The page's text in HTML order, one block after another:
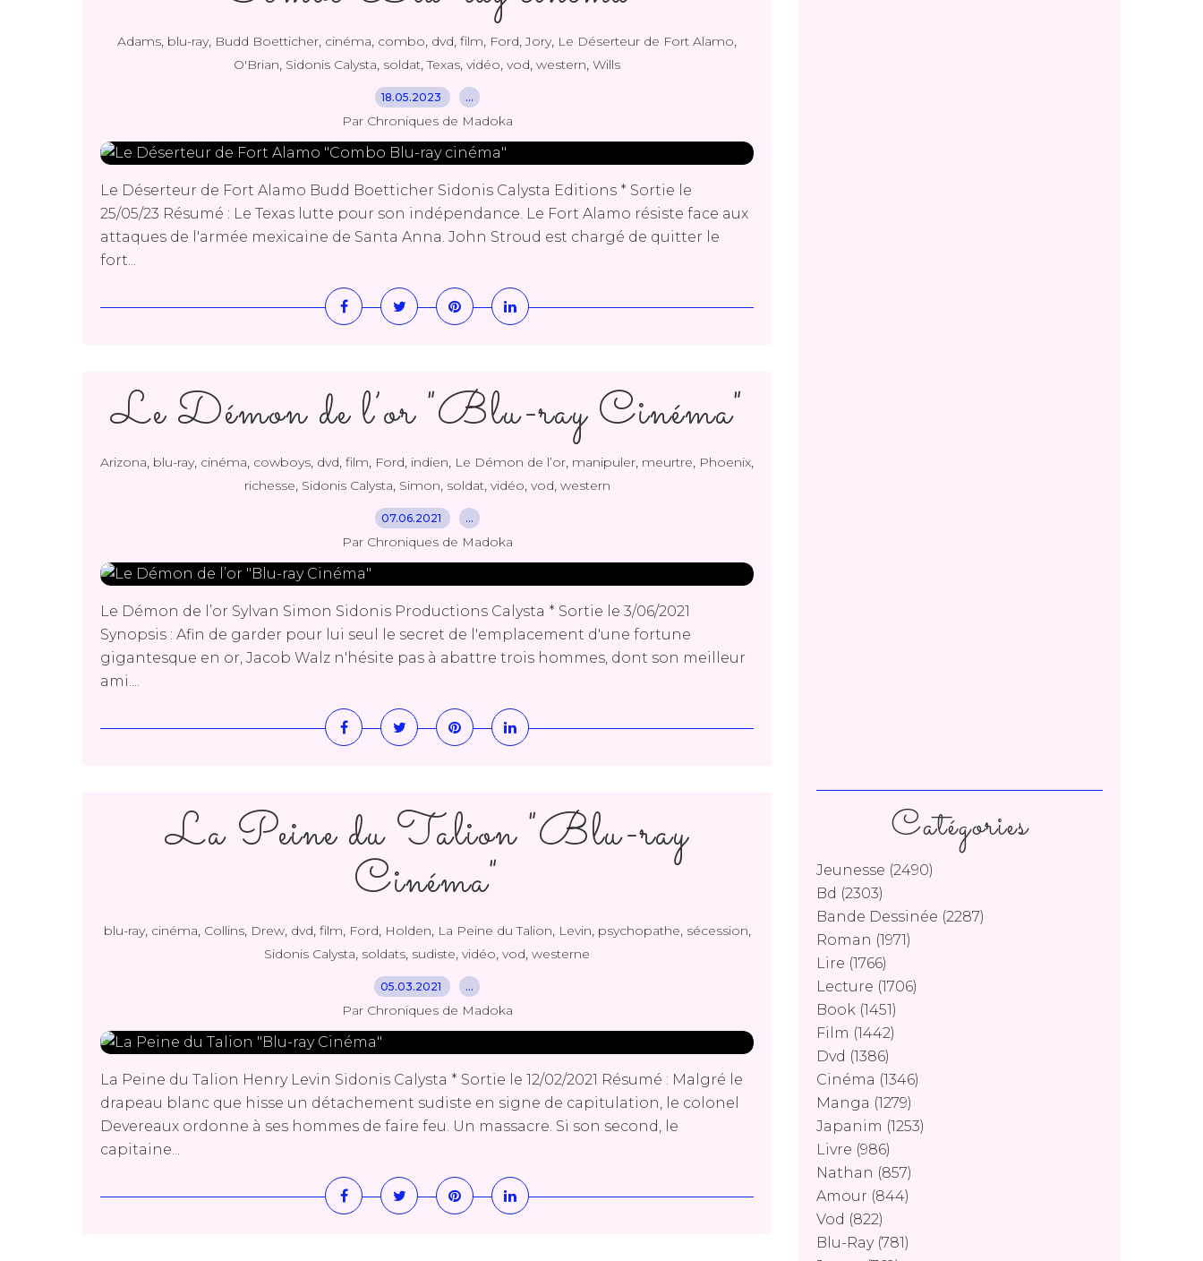
Adams, blu-ray, Budd Boetticher, cinéma, combo, dvd, film, Ford,Jory, Le Déserteur de Fort Alamo,
O'Brian, Sidonis Calysta, soldat,Texas, vidéo, vod, western, Wills
18.05.2023 …
Par Chroniques de Madoka
Le Déserteur de Fort Alamo Budd Boetticher Sidonis Calysta Editions * Sortie le
25/05/23 Résumé : Le Texas lutte pour son indépendance. Le Fort Alamo résiste face aux
attaques de l'armée mexicaine de Santa Anna. John Stroud est chargé de quitter le
fort...
Le Démon de l’or "Blu-ray Cinéma"
Arizona, blu-ray, cinéma, cowboys, dvd, film, Ford, indien, Le Démon de l’or, manipuler, meurtre, Phoenix,
richesse, Sidonis Calysta, Simon, soldat, vidéo, vod, western
07.06.2021 …
Par Chroniques de Madoka
Le Démon de l’or Sylvan Simon Sidonis Productions Calysta * Sortie le 3/06/2021
Synopsis : Afin de garder pour lui seul le secret de l'emplacement d'une fortune
gigantesque en or, Jacob Walz n'hésite pas à abattre trois hommes, dont son meilleur
ami....
La Peine du Talion "Blu-ray
Cinéma"
blu-ray, cinéma, Collins, Drew, dvd, film, Ford, Holden, La Peine du Talion, Levin, psychopathe, sécession,
Sidonis Calysta, soldats, sudiste, vidéo, vod, westerne
05.03.2021 …
Par Chroniques de Madoka
La Peine du Talion Henry Levin Sidonis Calysta * Sortie le 12/02/2021 Résumé : Malgré le
drapeau blanc que hisse un détachement sudiste en signe de capitulation, le colonel
Devereaux ordonne à ses hommes de faire feu. Un massacre. Si son second, le
capitaine...
Catégories
Jeunesse (2490)
Bd (2303)
Bande Dessinée (2287)
Roman (1971)
Lire (1766)
Lecture (1706)
Book (1451)
Film (1442)
Dvd (1386)
Cinéma (1346)
Manga (1279)
Japanim (1253)
Livre (986)
Nathan (857)
Amour (844)
Vod (822)
Blu-Ray(781)